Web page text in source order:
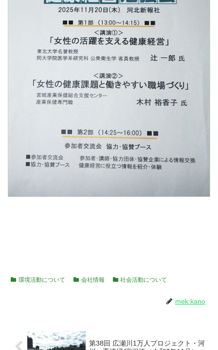
環境活動について 会社情報 社会活動について
mek kano
第38回 広瀬川1万人プロジェクト・河